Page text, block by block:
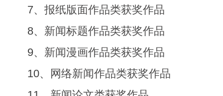
7、 报纸版面作品类获奖作品
8、 新闻标题作品类获奖作品
9、 新闻漫画作品类获奖作品
10、
网络新闻作品类获奖作品